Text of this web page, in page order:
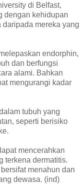
di Belfast,
dengan kehidupan
mereka yang
endorphin,
dan berfungsi
alami. Bahkan
mengurangi kadar
tubuh yang
seperti berisiko
mencerahkan
terkena dermatitis.
menahun dan
dewasa. (ind)